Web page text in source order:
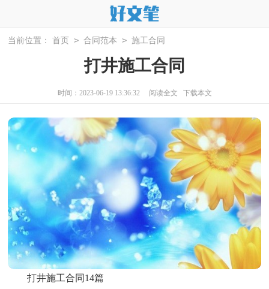
当前位置： 首页 > 合同范本 > 施工合同
打井施工合同
时间：2023-06-19 13:36:32 阅读全文 下载本文
打井施工合同14篇